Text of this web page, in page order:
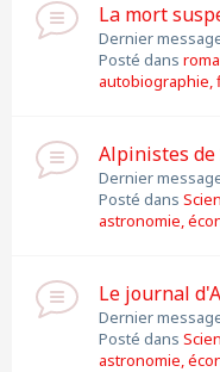
La mort
Dernier
Posté dans
autobiographie,
Alpinistes
Dernier
Posté dans
astronomie,
Le journal
Dernier
Posté dans
astronomie,